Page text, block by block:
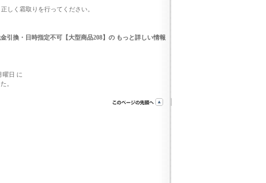
しく霜取りを行ってください。
引換・日時指定不可【大型商品208】の もっと詳しい情報
曜日 に
。